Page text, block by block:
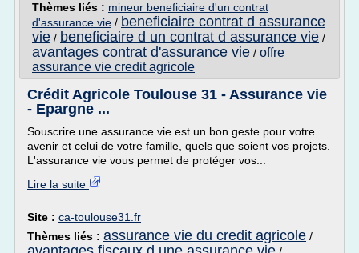
Thèmes liés : mineur beneficiaire d'un contrat
d'assurance vie / beneficiaire contrat d assurance
vie / beneficiaire d un contrat d assurance vie /
avantages contrat d'assurance vie / offre
assurance vie credit agricole
Crédit Agricole Toulouse 31 - Assurance vie
- Epargne ...
Souscrire une assurance vie est un bon geste pour votre
avenir et celui de votre famille, quels que soient vos projets.
L'assurance vie vous permet de protéger vos...
Lire la suite
Site : ca-toulouse31.fr
Thèmes liés : assurance vie du credit agricole /